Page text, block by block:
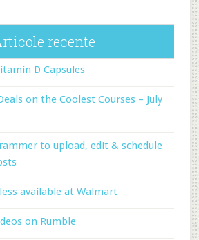
recente
D Capsules
on the Coolest Courses – July
to upload, edit & schedule
available at Walmart
on Rumble